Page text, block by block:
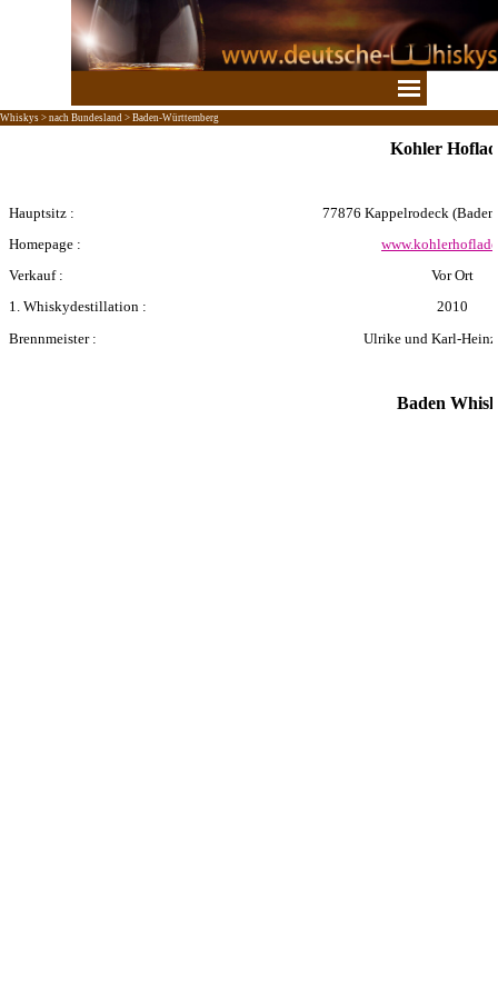
Direkt zum Seiteninhalt
Whiskys > nach Bundesland > Baden-Württemberg
Kohler
Hauptsitz : 77876 Kappelrodeck
Homepage :
Verkauf :
Vor Ort
1. Whiskydestillation :
2010
Brennmeister :
Ulrike und Karl-
Baden